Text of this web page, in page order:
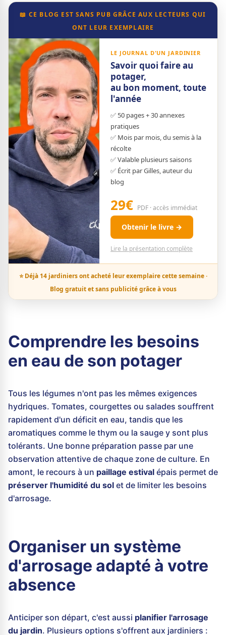
📖 CE BLOG EST SANS PUB GRÂCE AUX LECTEURS QUI
ONT LEUR EXEMPLAIRE
LE JOURNAL D'UN JARDINIER
Savoir quoi faire au
potager,
au bon moment, toute
l'année
✅ 50 pages + 30 annexes
pratiques
✅ Mois par mois, du semis à la
récolte
✅ Valable plusieurs saisons
✅ Écrit par Gilles, auteur du
blog
29€ PDF · accès immédiat
Obtenir le livre →
Lire la présentation complète
⭐ Déjà 14 jardiniers ont acheté leur exemplaire cette semaine ·
Blog gratuit et sans publicité grâce à vous
Comprendre les besoins
en eau de son potager
Tous les légumes n'ont pas les mêmes exigences
hydriques. Tomates, courgettes ou salades souffrent
rapidement d'un déficit en eau, tandis que les
aromatiques comme le thym ou la sauge y sont plus
tolérants. Une bonne préparation passe par une
observation attentive de chaque zone de culture. En
amont, le recours à un paillage estival épais permet de
préserver l'humidité du sol et de limiter les besoins
d'arrosage.
Organiser un système
d'arrosage adapté à votre
absence
Anticiper son départ, c'est aussi planifier l'arrosage
du jardin. Plusieurs options s'offrent aux jardiniers :